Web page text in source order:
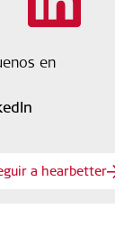
en
a hearbetter